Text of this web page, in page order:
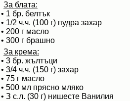
За блата:
• 1 бр. белтък
• 1/2 ч.ч. (100 г) пудра захар
• 200 г масло
• 300 г брашно
За крема:
• 3 бр. жълтъци
• 3/4 ч.ч. (150 г) захар
• 75 г масло
• 500 мл прясно мляко
• З с.л. (30 г) нишесте Ванилия